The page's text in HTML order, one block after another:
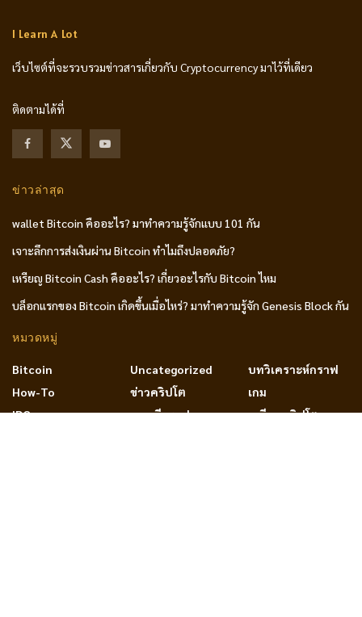
I Learn A Lot
เว็บไซต์ที่จะรวบรวมข่าวสารเกี่ยวกับ Cryptocurrency มาไว้ที่เดียว
ติดตามได้ที่
ข่าวล่าสุด
wallet Bitcoin คืออะไร? มาทำความรู้จักแบบ 101 กัน
เจาะลึกการส่งเงินผ่าน Bitcoin ทำไมถึงปลอดภัย?
เหรียญ Bitcoin Cash คืออะไร? เกี่ยวอะไรกับ Bitcoin ไหม
บล็อกแรกของ Bitcoin เกิดขึ้นเมื่อไหร่? มาทำความรู้จัก Genesis Block กัน
หมวดหมู่
Bitcoin
How-To
IDO
Uncategorized
ข่าวคริปโต
ทฤษฎีกราฟ
บทวิเคราะห์กราฟ
เกม
เหรียญคริปโต